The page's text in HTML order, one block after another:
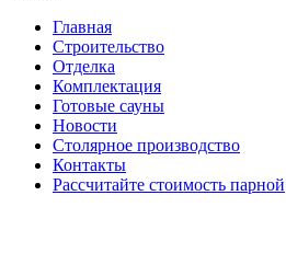
Главная
Строительство
Отделка
Комплектация
Готовые сауны
Новости
Столярное производство
Контакты
Рассчитайте стоимость парной